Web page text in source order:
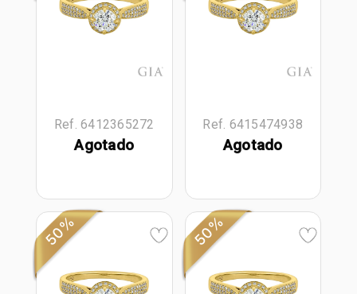
Ref. 6412365272
Agotado
Ref. 6415474938
Agotado
50% 50%